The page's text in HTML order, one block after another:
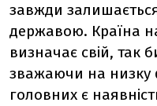
завжди
державою. Країна
визначає свій, так
зважаючи на низку
головних є